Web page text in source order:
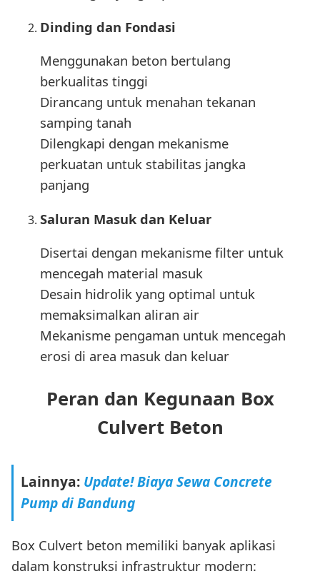
Dinding dan Fondasi
Menggunakan beton bertulang
berkualitas tinggi
Dirancang untuk menahan tekanan
samping tanah
Dilengkapi dengan mekanisme
perkuatan untuk stabilitas jangka
panjang
Saluran Masuk dan Keluar
Disertai dengan mekanisme filter untuk
mencegah material masuk
Desain hidrolik yang optimal untuk
memaksimalkan aliran air
Mekanisme pengaman untuk mencegah
erosi di area masuk dan keluar
Peran dan Kegunaan Box
Culvert Beton
Lainnya: Update! Biaya Sewa Concrete
Pump di Bandung
Box Culvert beton memiliki banyak aplikasi
dalam konstruksi infrastruktur modern: